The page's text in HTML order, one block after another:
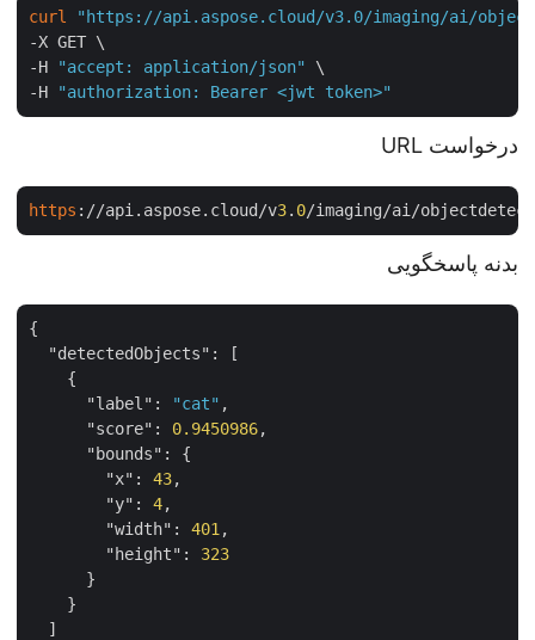
curl
"https://api.aspose.cloud/v3.0/imaging/ai/
-X GET \
-H "accept: application/json" \
-H "authorization: Bearer <jwt token>"
درخواست URL
https ://api.aspose.cloud/v3.0/imaging/ai/
بدنه پاسخگویی
"detectedObjects"
: [
    {
"label"
: "cat"
"score"
: 0.9450986
"bounds"
: {
"x"
: 43
"y"
: 4
"width"
: 401
"height"
: 323
      }
    }
  ]